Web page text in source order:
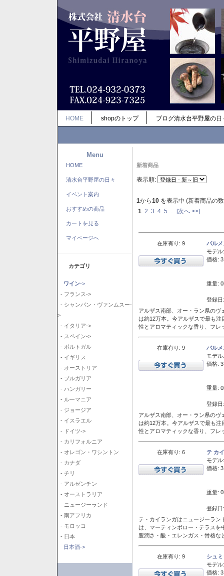
HOME shopのトップ ブログ清水台平野屋の日
Menu
HOME
清水台平野屋の日々
イベント案内
おすすめの商品
カートを見る
マイページへ
カテゴリ
ワイン->
- フランス->
- シャンパン・ヴァンムスー-
>
- イタリア->
- スペイン->
- ポルトガル
- イギリス
- オーストリア
- ブルガリア
- ハンガリー
- ルーマニア
- ジョージア
- イスラエル
- ドイツ->
- カリフォルニア
- オレゴン・ワシントン
- カナダ
- チリ
- アルゼンチン
- オーストラリア
- ニュージーランド
- 南アフリカ
- モロッコ
- 日本
日本酒->
新着商品
表示順:
1から10 を表示中 (新着商品の
1 2 3 4 5 [次へ >>]
在庫有り: 9
バル
モデル:
価格:
重量:
登録
アルザス南部、オー・ラン県の
は約12万本。今アルザスで最も
性とアロマティックな香り、フレ
在庫有り: 9
バル
モデル:
価格:
重量:
登録
アルザス南部、オー・ラン県の
は約12万本。今アルザスで最も
性とアロマティックな香り、フレ
在庫有り: 6
テ カ
モデル:
価格:
重量:
登録
テ・カイランガはニュージーラン
は、マーティンボロー・テラスを
豊潤さ・酸・エレンガス・骨格
在庫有り: 9
シュ
モデル:
価格: